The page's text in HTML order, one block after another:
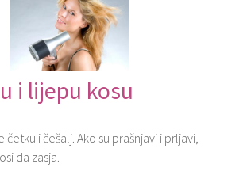
i lijepu kosu
i češalj. Ako su prašnjavi i prljavi,
da zasja.